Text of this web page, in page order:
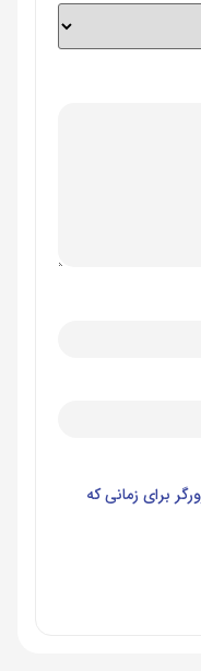
برای زمانی که